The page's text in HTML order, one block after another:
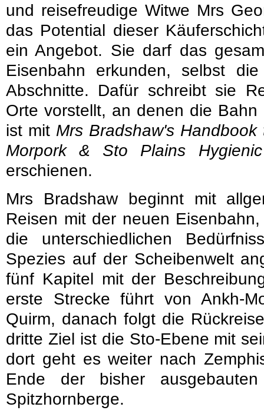
und reisefreudige Witwe Mrs
das Potential dieser
ein Angebot. Sie darf das
Eisenbahn erkunden, selbst
Abschnitte. Dafür schreibt sie
Orte vorstellt, an denen die
ist mit Mrs Bradshaw's
Morpork & Sto Plains
erschienen.
Mrs Bradshaw beginnt mit
Reisen mit der neuen
die unterschiedlichen
Spezies auf der Scheibenwelt
fünf Kapitel mit der
erste Strecke führt von Ankh-
Quirm, danach folgt die
dritte Ziel ist die Sto-Ebene mit
dort geht es weiter nach
Ende der bisher
Spitzhornberge.